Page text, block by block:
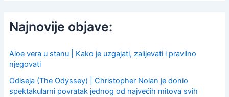
c
h
o
r
Najnovije objave:
Aloe vera u stanu | Kako je uzgajati, zalijevati i pravilno
njegovati
Odiseja (The Odyssey) | Christopher Nolan je donio
spektakularni povratak jednog od najvećih mitova svih